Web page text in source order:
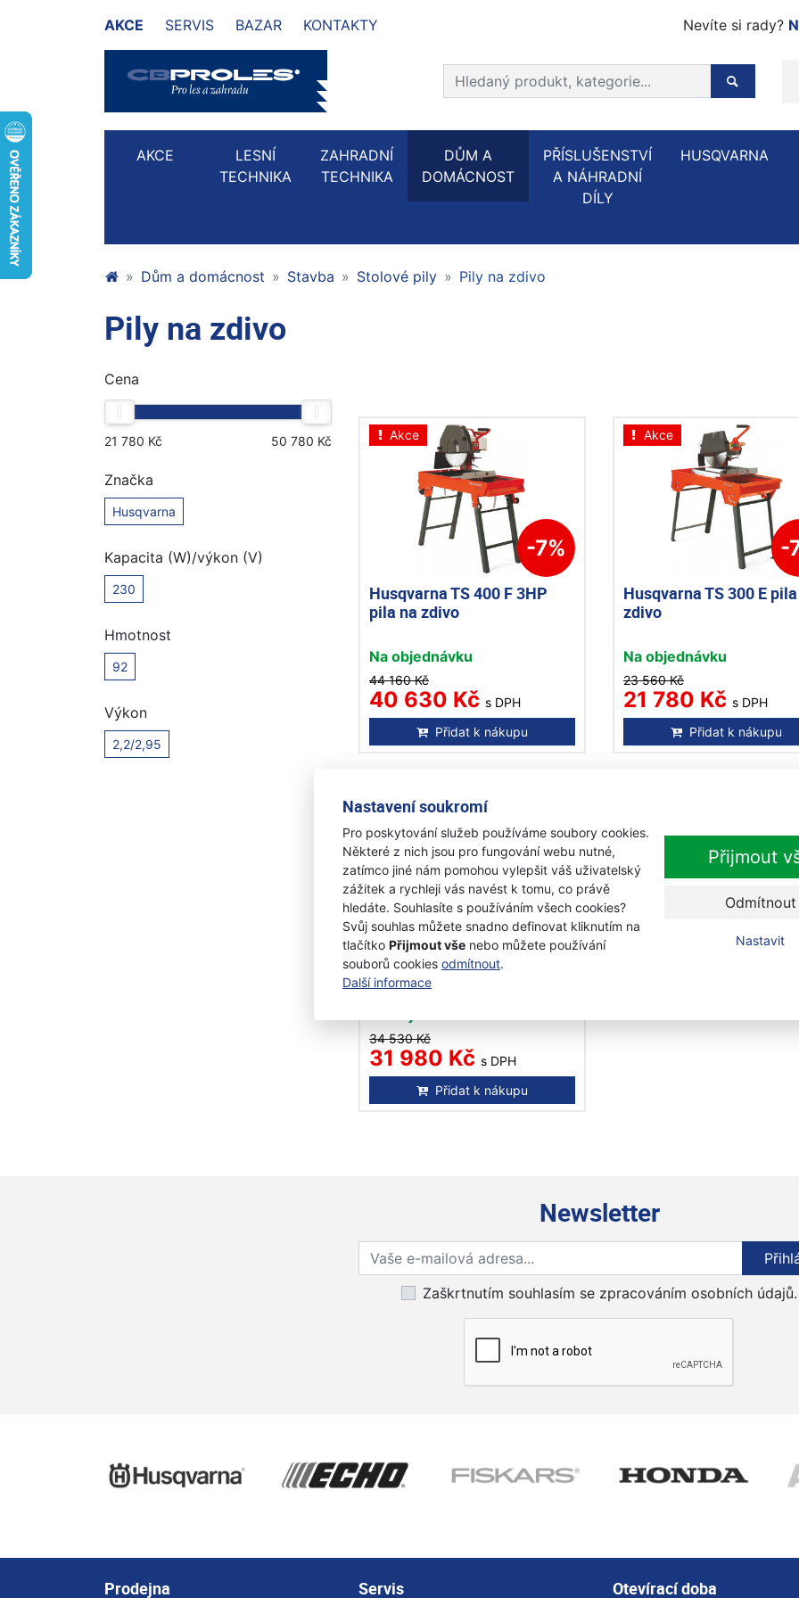
Nastavení soukromí
Pro poskytování služeb používáme soubory cookies.
Některé z nich jsou pro fungování webu nutné,
zatímco jiné nám pomohou vylepšit váš uživatelský
zážitek a rychleji vás navést k tomu, co právě
hledáte. Souhlasíte s používáním všech cookies?
Svůj souhlas můžete snadno definovat kliknutím na
tlačítko Přijmout vše nebo můžete používání
souborů cookies odmítnout.
Další informace
Přijmout
Odmítnout
Nastavit
AKCE SERVIS BAZAR KONTAKTY Nevíte si rady?
Prohledat web
Hledaný
AKCE
LESNÍ
TECHNIKA
ZAHRADNÍ
TECHNIKA
DŮM A
DOMÁCNOST
PŘÍSLUŠENSTVÍ
A NÁHRADNÍ
DÍLY
HUSQVARNA
Dům a domácnost Stavba Stolové pily Pily na zdivo
Pily na zdivo
Cena
Značka
Husqvarna
Kapacita (W)/výkon (V)
230
Hmotnost
92
Výkon
2,2/2,95
Akce
-7%
Husqvarna TS 400 F 3HP
pila na zdivo
Na objednávku
44 160 Kč
40 630 Kč s DPH
Přidat k nákupu
Akce
-
Husqvarna TS 300 E
zdivo
Na objednávku
23 560 Kč
21 780 Kč s DPH
Přidat k nákupu
-7%
Husqvarna TS 350 E pila na
zdivo
34 530 Kč
31 980 Kč s DPH
Přidat k nákupu
Newsletter
Přihlaste se k odběru novinek
Zaškrtnutím souhlasím se zpracováním osobních údajů.
Prodejna Servis Otevírací doba